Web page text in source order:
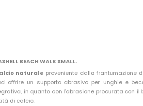
BEACH WALK SMALL.
naturale proveniente dalla frantumazione
offrire un supporto abrasivo per unghie e
in quanto con l'abrasione procurata con il
di calcio.